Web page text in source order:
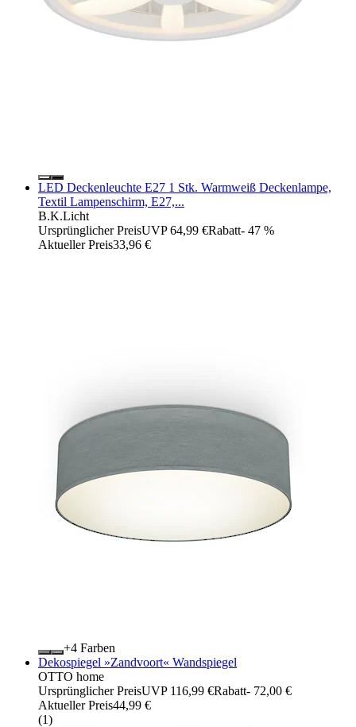
LED Deckenleuchte E27 1 Stk. Warmweiß Deckenlampe,
Textil Lampenschirm, E27,...
B.K.Licht
Ursprünglicher PreisUVP 64,99 €Rabatt- 47 %
Aktueller Preis33,96 €
+
Farben
Dekospiegel »Zandvoort« Wandspiegel
OTTO home
Ursprünglicher PreisUVP 116,99 €Rabatt- 72,00 €
Aktueller Preis44,99 €
(1)